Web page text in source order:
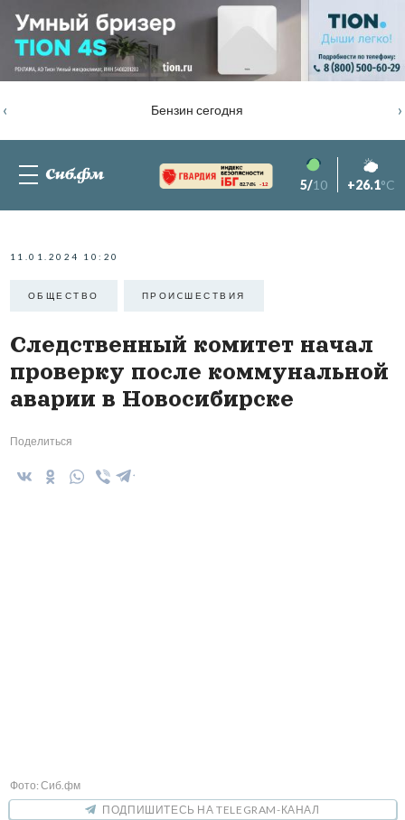
Бензин сегодня
‹ ›
82.76% -1.2 5/10 +26.1°C
11.01.2024 10:20
ОБЩЕСТВО ПРОИCШЕСТВИЯ
Следственный комитет начал
проверку после коммунальной
аварии в Новосибирске
Поделиться
Фото: Сиб.фм
ПОДПИШИТЕСЬ НА TELEGRAM-КАНАЛ